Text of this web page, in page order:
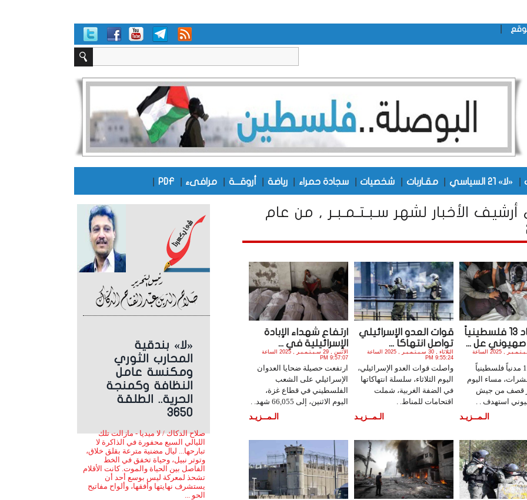
«لا» 21 السياسي مقـاربات شخصيات سجادة حمراء رياضة أروقـــة مرافىء PDF
«لا» بندقية
المحارب الثوري
ومكنسة عامل
النظافة وكمنجة
الحرية.. الطلقة
3650
صلاح الدكاك / لا ميديا - مازالت تلك
الليالي السبع محفورة في الذاكرة لا
تبارحها... ليال مضنية مترعة بقلق خلاق،
وتوتر نبيل، وحياة تخفق في الخط
الفاصل بين الحياة والموت. كانت الأقلام
تشحذ لمعركة ليس بوسع أحد أن
يستشرف نهايتها وأفقها، وألواح مفاتيح
الحو ...
الأخبار لشهر سـبـتـمـبـر , من عام
استشهاد 13 فلسطينياً
عل ...
الثلاثاء , 30 سـبـتـمـبـر , 2025 الساعة
استشهد 13 مدنياً فلسطينياً
مساء اليوم
إثر قصف من جيش
استهدف . .
الـمــزيـد
قوات العدو الإسرائيلي
تواصل انتهاكا ...
الثلاثاء , 30 سـبـتـمـبـر , 2025 الساعة
9:55:24 PM
واصلت قوات العدو الإسرائيلي،
اليوم الثلاثاء، سلسلة انتهاكاتها
في الضفة الغربية، شملت
اقتحامات للمناط. .
الـمــزيـد
ارتفاع شهداء الإبادة
الإسرائيلية في ...
الأثنين , 29 سـبـتـمـبـر , 2025 الساعة
9:57:07 PM
ارتفعت حصيلة ضحايا العدوان
الإسرائيلي على الشعب
الفلسطيني في قطاع غزة،
اليوم الاثنين، إلى 66,055 شهد. .
الـمــزيـد